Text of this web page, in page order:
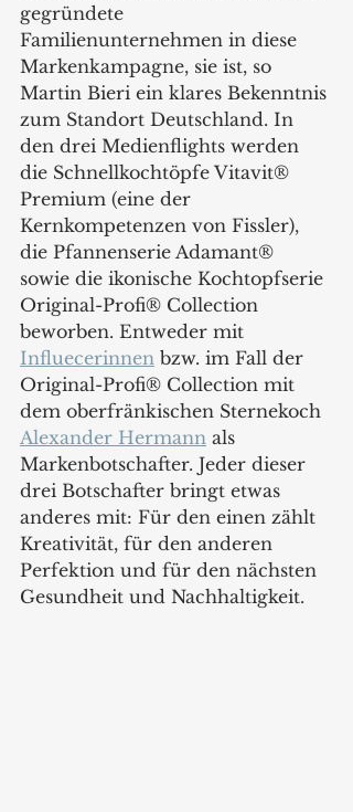
gegründete
Familienunternehmen in diese
Markenkampagne, sie ist, so
Martin Bieri ein klares Bekenntnis
zum Standort Deutschland. In
den drei Medienflights werden
die Schnellkochtöpfe Vitavit®
Premium (eine der
Kernkompetenzen von Fissler),
die Pfannenserie Adamant®
sowie die ikonische Kochtopfserie
Original-Profi® Collection
beworben. Entweder mit
Influecerinnen bzw. im Fall der
Original-Profi® Collection mit
dem oberfränkischen Sternekoch
Alexander Hermann als
Markenbotschafter. Jeder dieser
drei Botschafter bringt etwas
anderes mit: Für den einen zählt
Kreativität, für den anderen
Perfektion und für den nächsten
Gesundheit und Nachhaltigkeit.